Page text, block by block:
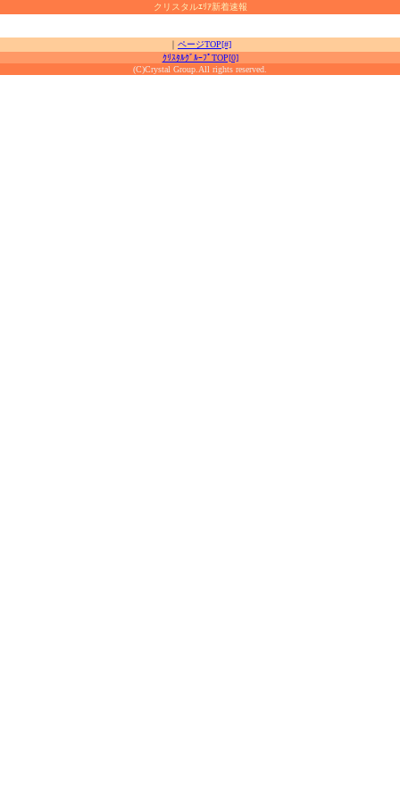
クリスタルｴﾘｱ新着速報
｜ ページTOP[#]
ｸﾘｽﾀﾙｸﾞﾙｰﾌﾟTOP[0]
(C)Crystal Group.All rights reserved.